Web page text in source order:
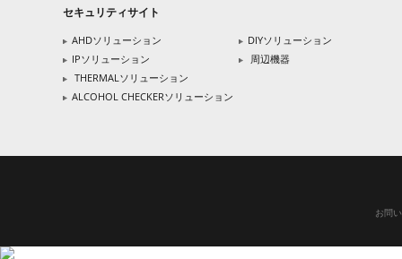
セキュリティサイト
AHDソリューション
IPソリューション
THERMALソリューション
ALCOHOL CHECKERソリューション
DIYソリューション
周辺機器
お問